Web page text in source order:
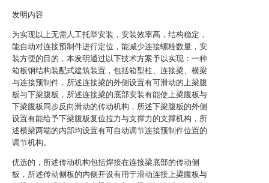
发明内容
为实现以上无需人工托举安装，安装效率高，结构稳定，
能自动对连接预制件进行定位，能减少连接螺栓数量，安
装方便的目的，本发明通过以下技术方案予以实现：一种
箱板钢结构装配式建筑装置，包括箱型柱、连接梁、横梁
与连接预制件，所述连接梁的外侧设置有可滑动的上梁腹
板与下梁腹板，所述连接梁的底部安装有能使上梁腹板与
下梁腹板同步反向滑动的传动机构，所述下梁腹板的外侧
设置有能给予下梁腹板复位拉力与支撑力的支撑机构，所
述横梁两端的内部均设置有可自动调节连接预制件位置的
调节机构。
优选的，所述传动机构包括焊接在连接梁底部的传动侧
板，所述传动侧板的内侧开设有用于滑动连接上梁腹板与